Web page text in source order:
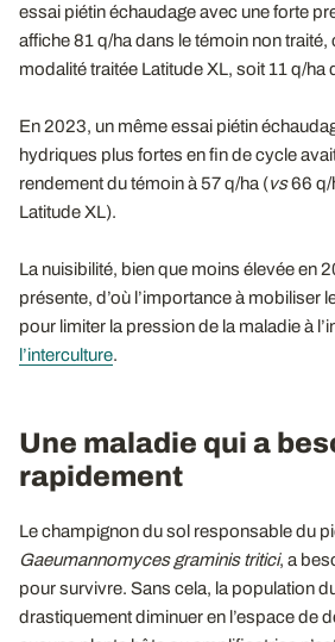
essai piétin échaudage avec une forte
affiche 81 q/ha dans le témoin non
modalité traitée Latitude XL, soit 11 q/ha
En 2023, un même essai piétin
hydriques plus fortes en fin de cycle
rendement du témoin à 57 q/ha (vs66 q/
Latitude XL).
La nuisibilité, bien que moins élevée en
présente, d’où l’importance à mobiliser
pour limiter la pression de la maladie à
l’interculture.
Une maladie qui a
rapidement
Le champignon du sol responsable du
Gaeumannomyces graminis tritici, a
pour survivre. Sans cela, la population
drastiquement diminuer en l’espace de